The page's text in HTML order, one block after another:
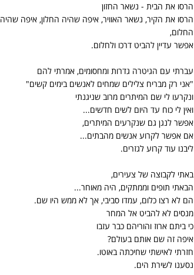
הרסו את הבית - נשאר החזון
הרסו את הקיר, נשאר האוויר, איפה שהיה החלון, איפה שהיה
החלום,
אפשר עדיין להביט דרכו ולחלום.
עברתי עם הגיטרה גדרות ומחסומים, אמרתי להם
"אני רק מבריח צלילים שמחים לאנשים בימים קשים"
ונקרעו לי שם המיתרים מרוב שניגנתי
ואין לי כוח עד היום לשים חדשים...
אפשר לנגן גם שנקרעים המיתרים,
אם אפשר לקרוע אנשים מהבתים...
ליבנו עוד קרוע לגזרים.
באתי לקבוצה של צעירים,
הבאתי תופים וממתקים, היה מאוחר...
הם לא רצו כלום, עמדו סביבי, אך לא ממש היו שם.
מנסים לא להביט אל המחר
כי ביתם ארוז והוריהם כבר עזבו
איפה זה שם אותם בעולם?
חזרתי לאישתי שחיכתה באוטו.
נסענו לשירת הים.